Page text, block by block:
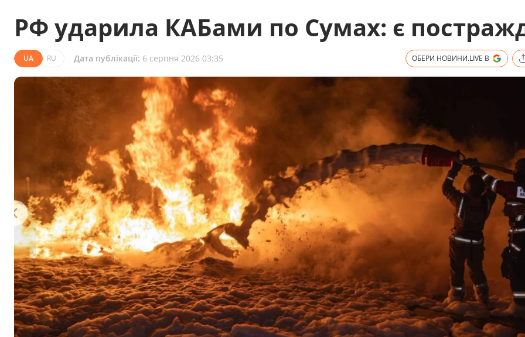
РФ ударила КАБами по Сумах: є
UA RU Дата публікації: 6 серпня 2026 03:35 ОБЕРИ НОВИНИ.LIVE В